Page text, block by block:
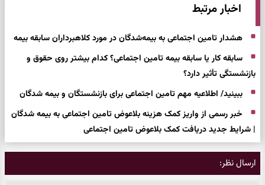
اخبار مرتبط
هشدار تامین اجتماعی به بیمه‌شدگان در مورد کلاهبرداران سابقه بیمه
سابقه کار یا سابقه بیمه تامین اجتماعی؟ کدام بیشتر روی حقوق و
بازنشستگی تأثیر دارد؟
ببینید/ اطلاعیه مهم تامین اجتماعی برای بازنشستگان و بیمه شدگان
خبر رسمی از واریز کمک هزینه بلاعوض تامین اجتماعی به بیمه شدگان
| شرایط جدید دریافت کمک بلاعوض تامین اجتماعی
ارسال نظر: